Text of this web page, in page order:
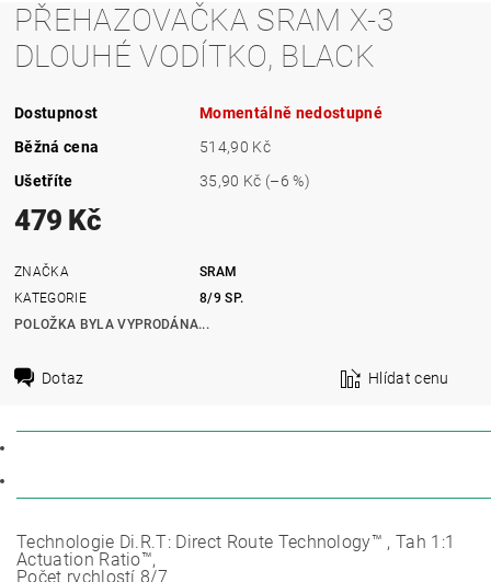
PŘEHAZOVAČKA SRAM X-3
DLOUHÉ VODÍTKO, BLACK
Dostupnost
Momentálně nedostupné
Běžná cena
514,90 Kč
Ušetříte
35,90 Kč (–6 %)
479 Kč
ZNAČKA
SRAM
KATEGORIE
8/9 SP.
POLOŽKA BYLA VYPRODÁNA...
Dotaz Hlídat cenu
Technologie Di.R.T: Direct Route Technology™ , Tah 1:1
Actuation Ratio™,
Počet rychlostí 8/7